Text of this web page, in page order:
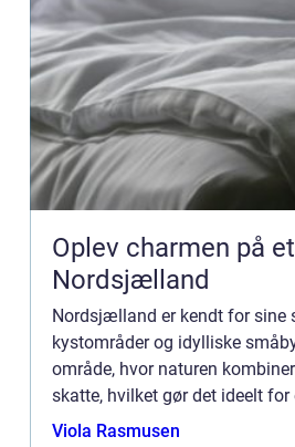
Oplev charmen på
Nordsjælland
Nordsjælland er kendt for sine
kystområder og idylliske
område, hvor naturen
skatte, hvilket gør det ideelt
ophold på et badehotel. Et
Viola Rasmusen